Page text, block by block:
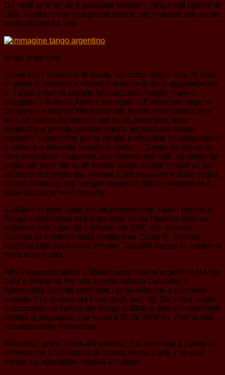
Da molti anni ormai è possibile ballare il Tango tutti i giorni in
città, studiarlo con insegnanti diversi, ed imparare stili anche
molto lontani fra loro.
tango argentino
Come tutti i fenomeni di moda, nel corso degli ultimi 25 anni,
migliaia di persone a Milano e dintorni si sono appassionate
al Tango e hanno seguito scuole, corsi, stages, hanno
viaggiato a Buenos Aires e ovunque in Europa per seguire
congressi e maestri internazionali, hanno visto spettacoli e
festival, hanno ballato nei vari locali, milongas, feste
pubbliche e private, persino hanno organizzato serate
danzanti clandestine per la strada, portandosi un altoparlante
a batterie e sfidando eventuali multe… Questo ha creato un
vero esercito di tangueros, ovviamente non tutti egualmente
preparati, molti dei quali hanno aperto scuole e corsi un po’
ovunque in Lombardia, animati dalla passione e dalla voglia
di fare anche se non sempre sostenuti dalle competenze e
dalle conoscenze in materia.
A Milano ci sono state alcune persone che hanno portato il
Tango direttamente dall’Argentina, come Osvaldo Roldan,
ballerino che approdò a Milano nel 1991 con Victoria
Colosio, la direttrice della compagnia “Casa 9”. Victoria
lasciò la città poco dopo, mentre Osvaldo decise di trasferirsi
nella nostra città.
Altri insegnanti storici a Milano sono stati le argentine Marina
Fuhr e Rosanna Remon, mentre Alberto Colombo e
Alessandra Rizzotti sono stati i primi milanesi a diventare
maestri. Era la seconda metà degli anni 90. Da allora, molto
è successo nel campo del Tango a Milano, fino all’incredibile
ondata di popolarità che verso il 2005/ 2008 ha visto la città
assolutamente infervorata.
Nascono i primi “musicalizadores”, e si comincia a capire la
dimensione a tutto tondo di questa forma d’arte, non solo
danza ma soprattutto musica e cultura.